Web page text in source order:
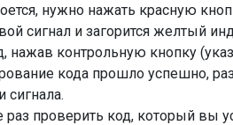
нужно нажать красную
сигнал и загорится желтый
нажав контрольную кнопку
кода прошло успешно,
сигнала.
проверить код, который вы